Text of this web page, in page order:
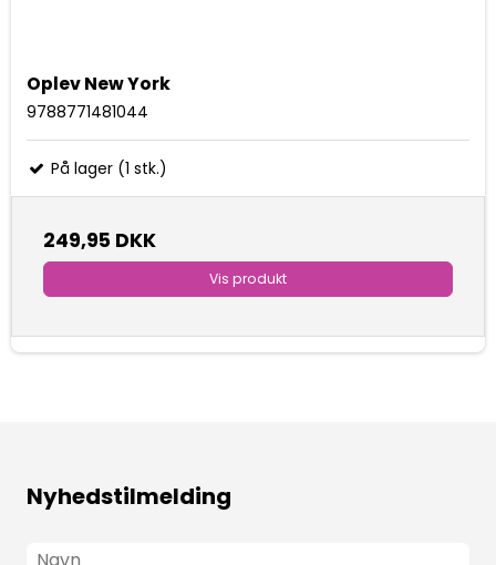
Oplev New York
9788771481044
På lager (1 stk.)
249,95 DKK
Vis produkt
Nyhedstilmelding